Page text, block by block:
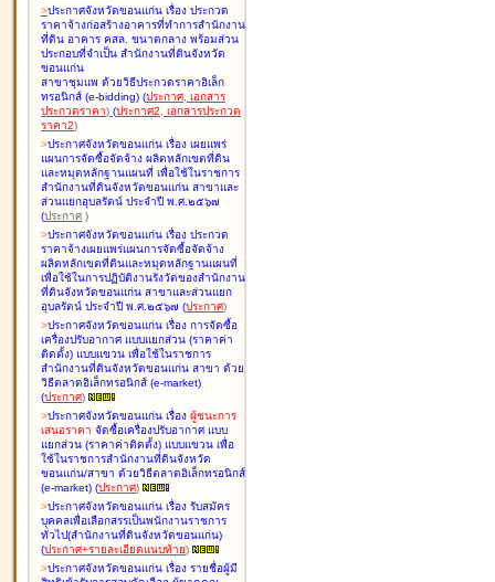
>ประกาศจังหวัดขอนแก่น เรื่อง ประกวด
ราคาจ้างก่อสร้างอาคารที่ทำการสำนักงาน
ที่ดิน อาคาร คสล. ขนาดกลาง พร้อมส่วน
ประกอบที่จำเป็น สำนักงานที่ดินจังหวัด
ขอนแก่น
สาขาชุมแพ ด้วยวิธีประกวดราคาอิเล็ก
ทรอนิกส์ (e-bidding) (ประกาศ, เอกสาร
ประกวดราคา) (ประกาศ2, เอกสารประกวด
ราคา2)
>ประกาศจังหวัดขอนแก่น เรื่อง เผยแพร่
แผนการจัดซื้อจัดจ้าง ผลิตหลักเขตที่ดิน
และหมุดหลักฐานแผนที่ เพื่อใช้ในราชการ
สำนักงานที่ดินจังหวัดขอนแก่น สาขาและ
ส่วนแยกอุบลรัตน์ ประจำปี พ.ศ.๒๕๖๗
(ประกาศ )
>ประกาศจังหวัดขอนแก่น เรื่อง ประกวด
ราคาจ้างเผยแพร่แผนการจัดซื้อจัดจ้าง
ผลิตหลักเขตที่ดินและหมุดหลักฐานแผนที่
เพื่อใช้ในการปฏิบัติงานรังวัดของสำนักงาน
ที่ดินจังหวัดขอนแก่น สาขาและส่วนแยก
อุบลรัตน์ ประจำปี พ.ศ.๒๕๖๗ (ประกาศ)
>ประกาศจังหวัดขอนแก่น เรื่อง การจัดซื้อ
เครื่องปรับอากาศ แบบแยกส่วน (ราคาค่า
ติดตั้ง) แบบแขวน เพื่อใช้ในราชการ
สำนักงานที่ดินจังหวัดขอนแก่น สาขา ด้วย
วิธีตลาดอิเล็กทรอนิกส์ (e-market)
(ประกาศ)
>ประกาศจังหวัดขอนแก่น เรื่อง ผู้ชนะการ
เสนอราคา จัดซื้อเครื่องปรับอากาศ แบบ
แยกส่วน (ราคาค่าติดตั้ง) แบบแขวน เพื่อ
ใช้ในราชการสำนักงานที่ดินจังหวัด
ขอนแก่น/สาขา ด้วยวิธีตลาดอิเล็กทรอนิกส์
(e-market) (ประกาศ)
>ประกาศจังหวัดขอนแก่น เรื่อง รับสมัคร
บุคคลเพื่อเลือกสรรเป็นพนักงานราชการ
ทั่วไป(สำนักงานที่ดินจังหวัดขอนแก่น)
(ประกาศ+รายละเอียดแนบท้าย)
>ประกาศจังหวัดขอนแก่น เรื่อง รายชื่อผู้มี